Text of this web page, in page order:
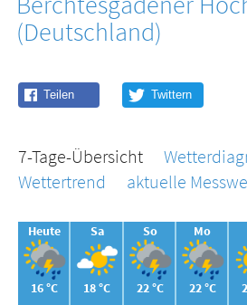
(Deutschland)
7-Tage-Übersicht
Wettertrend
aktuelle
Heute
16 °C
Sa
18 °C
So
22 °C
Mo
22 °C